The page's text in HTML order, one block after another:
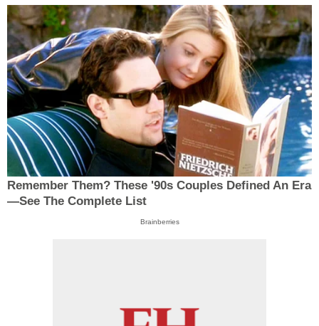
Remember Them? These '90s Couples Defined An Era
—See The Complete List
Brainberries